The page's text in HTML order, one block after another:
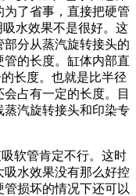
了省事，直接把硬管
水效果不是很好。这
分从蒸汽旋转接头的
的长度。缸体内部直
长度。也就是比半径
占有一定的长度。目
汽旋转接头和印染专
软管肯定不行。这时
水效果没有那么好控
损坏的情况下还可以